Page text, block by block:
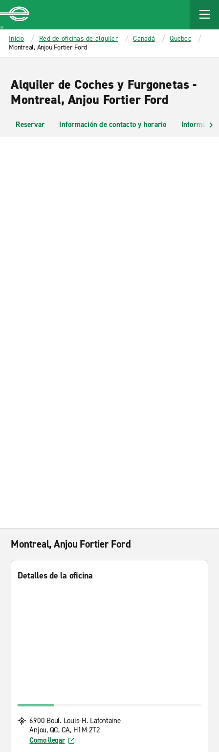
MAIN
CONTENT
Enterprise
Inicio Red de oficinas de alquiler Canadá
Quebec
Montreal, Anjou Fortier Ford
Alquiler de Coches y Furgonetas -
Montreal, Anjou Fortier Ford
Reservar Información de contacto y horario
Montreal, Anjou Fortier Ford
Detalles de la oficina
6900 Boul. Louis-H. Lafontaine
Anjou, QC, CA, H1M 2T2
Como llegar